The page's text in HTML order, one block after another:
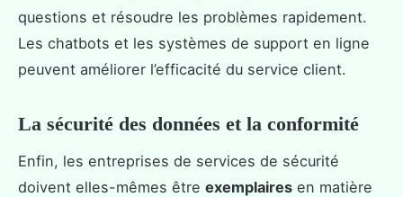
questions et résoudre les problèmes rapidement.
Les chatbots et les systèmes de support en ligne
peuvent améliorer l’efficacité du service client.
La sécurité des données et la conformité
Enfin, les entreprises de services de sécurité
doivent elles-mêmes être exemplaires en matière